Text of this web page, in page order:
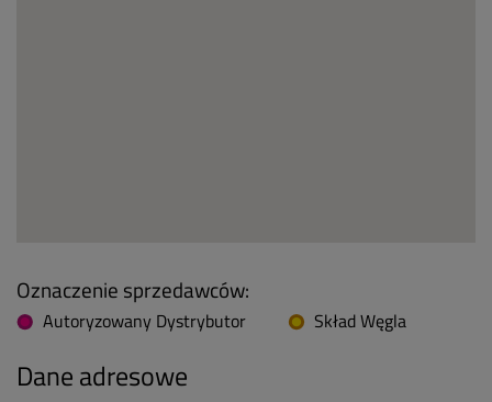
Oznaczenie sprzedawców:
Autoryzowany Dystrybutor Skład Węgla
Dane adresowe